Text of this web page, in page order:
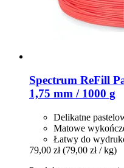
Spectrum ReFill
1,75 mm / 1000 g
Delikatne
Matowe
Łatwy do
79,00 zł (79,00 zł / kg)